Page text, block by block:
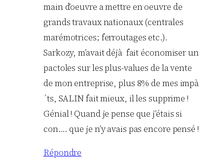
main d’oeuvre a mettre en oeuvre de
grands travaux nationaux (centrales
marémotrices; ferroutages etc.).
Sarkozy, m’avait déjà fait économiser un
pactoles sur les plus-values de la vente
de mon entreprise, plus 8% de mes impà
´ts, SALIN fait mieux, il les supprime !
Génial ! Quand je pense que j’étais si
con…. que je n’y avais pas encore pensé !
Répondre